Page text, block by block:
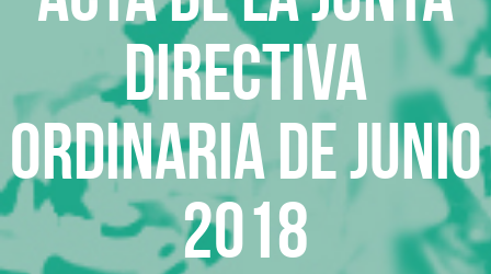
Directiva
Ordinaria de junio
2018